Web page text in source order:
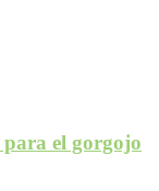
el gorgojo